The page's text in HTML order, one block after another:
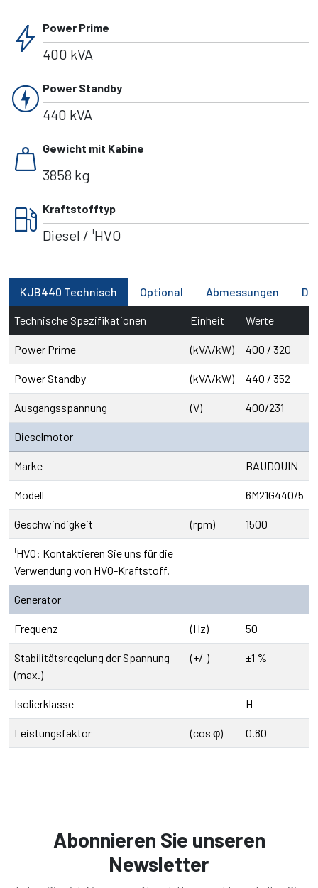
bolt Power Prime
400 kVA
charger Power Standby
440 kVA
weight Gewicht mit Kabine
3858 kg
local_gas_station Kraftstofftyp
Diesel / ¹HVO
KJB440 Technisch Optional Abmessungen
Technische Spezifikationen Einheit Werte
Power Prime (kVA/kW) 400 / 320
Power Standby (kVA/kW) 440 / 352
Ausgangsspannung (V) 400/231
Dieselmotor
Marke BAUDOUIN
Modell 6M21G440/5
Geschwindigkeit (rpm) 1500
¹HVO: Kontaktieren Sie uns für die
Verwendung von HVO-Kraftstoff.
Generator
Frequenz (Hz) 50
Stabilitätsregelung der Spannung
(max.)
(+/-) ±1 %
Isolierklasse H
Leistungsfaktor (cos φ) 0.80
Abonnieren Sie unseren
Newsletter